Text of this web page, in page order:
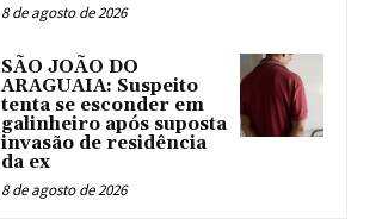
8 de agosto de 2026
SÃO JOÃO DO
ARAGUAIA: Suspeito
tenta se esconder em
galinheiro após suposta
invasão de residência
da ex
8 de agosto de 2026